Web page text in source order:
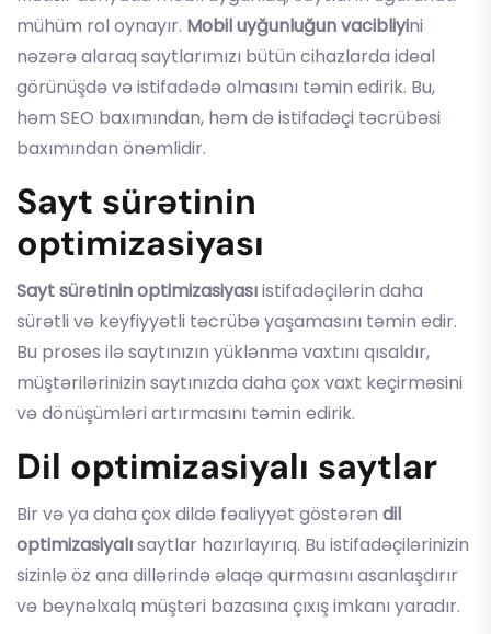
mühüm rol oynayır. Mobil uyğunluğun vacibliyini
nəzərə alaraq saytlarımızı bütün cihazlarda ideal
görünüşdə və istifadədə olmasını təmin edirik. Bu,
həm SEO baxımından, həm də istifadəçi təcrübəsi
baxımından önəmlidir.
Sayt sürətinin
optimizasiyası
Sayt sürətinin optimizasiyasıistifadəçilərin daha
sürətli və keyfiyyətli təcrübə yaşamasını təmin edir.
Bu proses ilə saytınızın yüklənmə vaxtını qısaldır,
müştərilərinizin saytınızda daha çox vaxt keçirməsini
və dönüşümləri artırmasını təmin edirik.
Dil optimizasiyalı saytlar
Bir və ya daha çox dildə fəaliyyət göstərən dil
optimizasiyalısaytlar hazırlayırıq. Bu istifadəçilərinizin
sizinlə öz ana dillərində əlaqə qurmasını asanlaşdırır
və beynəlxalq müştəri bazasına çıxış imkanı yaradır.